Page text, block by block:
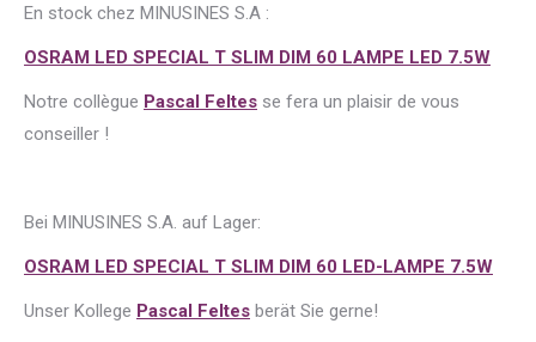
En stock chez MINUSINES S.A :
OSRAM LED SPECIAL T SLIM DIM 60 LAMPE LED 7.5W
Notre collègue Pascal Feltes se fera un plaisir de vous
conseiller !
Bei MINUSINES S.A. auf Lager:
OSRAM LED SPECIAL T SLIM DIM 60 LED-LAMPE 7.5W
Unser Kollege Pascal Feltes berät Sie gerne!